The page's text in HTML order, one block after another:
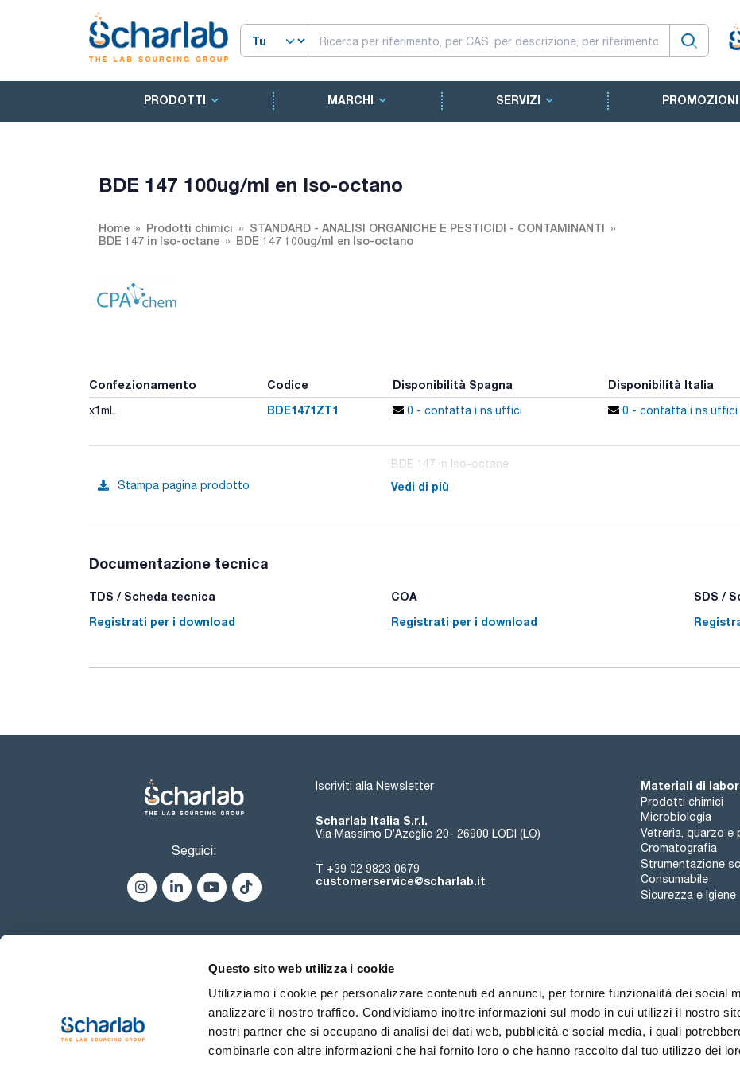
Questo sito web utilizza i cookie
Utilizziamo i cookie per personalizzare contenuti ed annunci, per fornire funzionalità dei social
analizzare il nostro traffico. Condividiamo inoltre informazioni sul modo in cui utilizzi il nostro
nostri partner che si occupano di analisi dei dati web, pubblicità e social media, i quali
combinarle con altre informazioni che hai fornito loro o che hanno raccolto dal tuo utilizzo dei
PRODOTTI MARCHI SERVIZI PROMOZIONI
BDE 147 100ug/ml en Iso-octano
Home Prodotti chimici
STANDARD - ANALISI ORGANICHE E PESTICIDI - CONTAMINANTI
BDE 147 in Iso-octane
BDE 147 100ug/ml en Iso-octano
Confezionamento Codice Disponibilità Spagna Disponibilità Italia
x1mL BDE1471ZT1 0 - contatta i ns.uffici 0 - contatta i ns.uffici
Stampa pagina prodotto
BDE 147 in Iso-octane
Vedi di più
Documentazione tecnica
TDS / Scheda tecnica
Registrati per i download
COA
Registrati per i download
SDS /
Seguici:
Iscriviti alla Newsletter
Scharlab Italia S.r.l.
Via Massimo D’Azeglio 20- 26900 LODI (LO)
T +39 02 9823 0679
customerservice@scharlab.it
Materiali di
Prodotti chimici
Microbiologia
Vetreria, quarzo e
Cromatografia
Strumentazione
Consumabile
Sicurezza e igiene
Chi siamo Eventi Contatto Novità
Termini di utilizzo Condizioni di vendita Politica sui cookie Politica sulla riservatezza